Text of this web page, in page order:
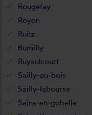
Rougefay
Royon
Ruitz
Rumilly
Ruyaulcourt
Sailly-au-bois
Sailly-labourse
Sains-en-gohelle